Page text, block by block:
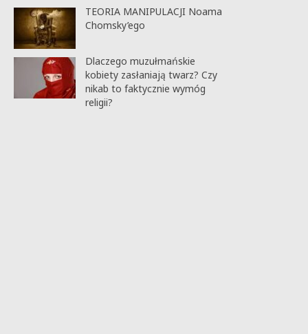
TEORIA MANIPULACJI Noama
Chomsky’ego
Dlaczego muzułmańskie
kobiety zasłaniają twarz? Czy
nikab to faktycznie wymóg
religii?